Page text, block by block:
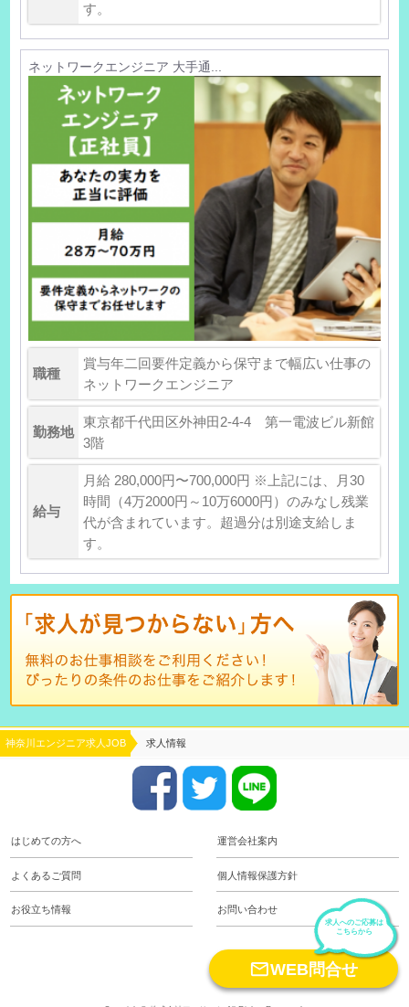
す。
ネットワークエンジニア 大手通...
職種
賞与年二回要件定義から保守まで幅広い仕事の
ネットワークエンジニア
勤務地
東京都千代田区外神田2-4-4 第一電波ビル新館
3階
給与
月給 280,000円〜700,000円 ※上記には、月30
時間（4万2000円～10万6000円）のみなし残業
代が含まれています。超過分は別途支給しま
す。
神奈川エンジニア求人JOB 求人情報
はじめての方へ 運営会社案内
よくあるご質問 個人情報保護方針
お役立ち情報 お問い合わせ
求人へのご応募は
こちらから
WEB問合せ